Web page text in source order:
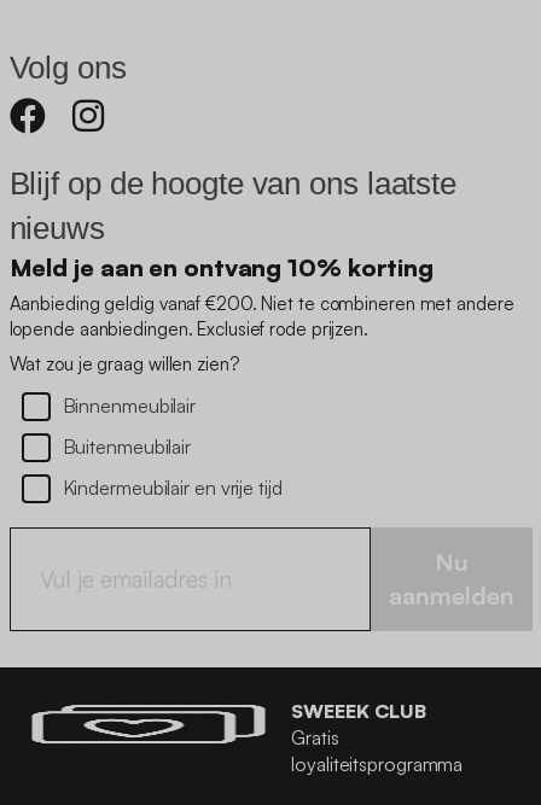
Volg ons
Blijf op de hoogte van ons laatste
nieuws
Meld je aan en ontvang 10% korting
Aanbieding geldig vanaf €200. Niet te combineren met andere
lopende aanbiedingen. Exclusief rode prijzen.
Wat zou je graag willen zien?
Binnenmeubilair
Buitenmeubilair
Kindermeubilair en vrije tijd
Nu
aanmelden
SWEEEK CLUB
Gratis
loyaliteitsprogramma